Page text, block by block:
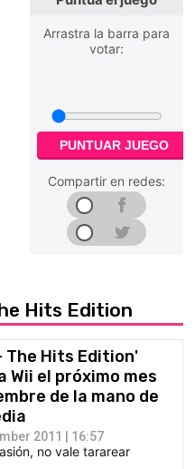
Arrastra la barra para
votar:
PUNTUAR JUEGO
Compartir en redes:
Hits Edition
The Hits Edition'
Wii el próximo mes
de la mano de
2011 | 16:57
no vale tararear